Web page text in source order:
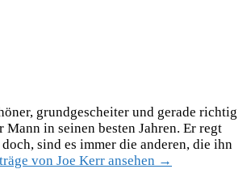
grundgescheiter und gerade richtig
Mann in seinen besten Jahren. Er regt
sind es immer die anderen, die ihn
von Joe Kerr ansehen →